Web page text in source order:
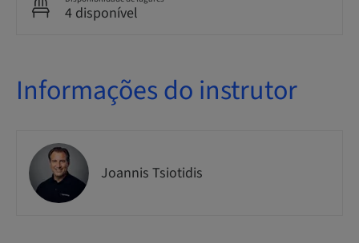
4 disponível
Informações do instrutor
Joannis Tsiotidis